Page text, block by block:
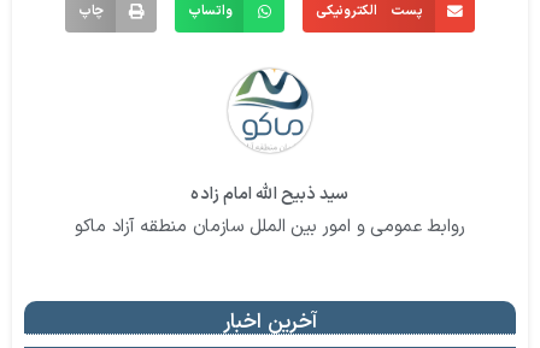
پست الکترونیکی واتساپ چاپ
سید ذبیح الله امام زاده
روابط عمومی و امور بین الملل سازمان منطقه آزاد ماکو
آخرین اخبار